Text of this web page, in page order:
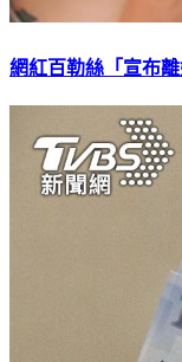
網紅百勒絲「宣布